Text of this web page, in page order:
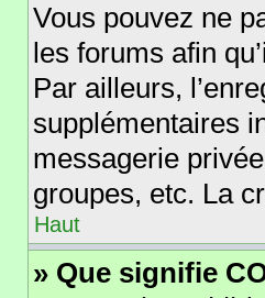
Vous pouvez ne
les forums afin
Par ailleurs,
supplémentaires
messagerie
groupes, etc. La
Haut
» Que signifie